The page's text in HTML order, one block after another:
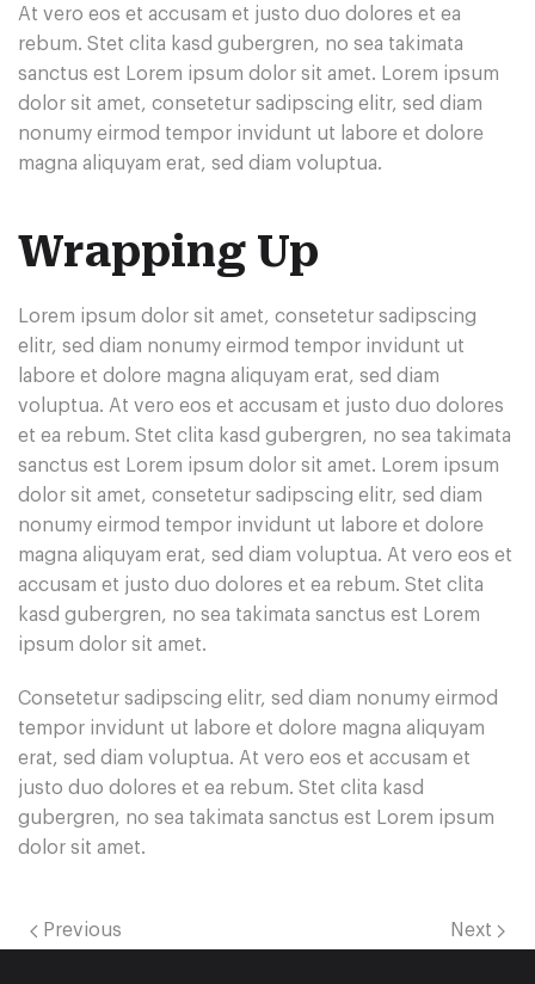
At vero eos et accusam et justo duo dolores et ea
rebum. Stet clita kasd gubergren, no sea takimata
sanctus est Lorem ipsum dolor sit amet. Lorem ipsum
dolor sit amet, consetetur sadipscing elitr, sed diam
nonumy eirmod tempor invidunt ut labore et dolore
magna aliquyam erat, sed diam voluptua.
Wrapping Up
Lorem ipsum dolor sit amet, consetetur sadipscing
elitr, sed diam nonumy eirmod tempor invidunt ut
labore et dolore magna aliquyam erat, sed diam
voluptua. At vero eos et accusam et justo duo dolores
et ea rebum. Stet clita kasd gubergren, no sea takimata
sanctus est Lorem ipsum dolor sit amet. Lorem ipsum
dolor sit amet, consetetur sadipscing elitr, sed diam
nonumy eirmod tempor invidunt ut labore et dolore
magna aliquyam erat, sed diam voluptua. At vero eos et
accusam et justo duo dolores et ea rebum. Stet clita
kasd gubergren, no sea takimata sanctus est Lorem
ipsum dolor sit amet.
Consetetur sadipscing elitr, sed diam nonumy eirmod
tempor invidunt ut labore et dolore magna aliquyam
erat, sed diam voluptua. At vero eos et accusam et
justo duo dolores et ea rebum. Stet clita kasd
gubergren, no sea takimata sanctus est Lorem ipsum
dolor sit amet.
Previous Next